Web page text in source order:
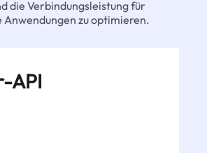
die Verbindungsleistung für
Anwendungen zu optimieren.
API